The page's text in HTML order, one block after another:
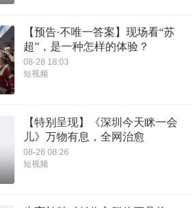
【预告·不唯一答案】现场看“苏
超”，是一种怎样的体验？
08-28 18:03
短视频
【特别呈现】《深圳今天眯一会
儿》万物有息，全网治愈
08-26 08:26
短视频